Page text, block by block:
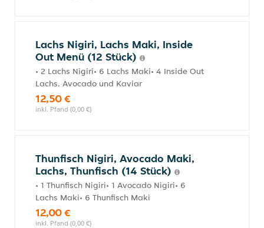
Lachs Nigiri, Lachs Maki, Inside
Out Menü (12 Stück)
• 2 Lachs Nigiri• 6 Lachs Maki• 4 Inside Out
Lachs, Avocado und Kaviar
12,50 €
inkl. Pfand (0,00 €)
Thunfisch Nigiri, Avocado Maki,
Lachs, Thunfisch (14 Stück)
• 1 Thunfisch Nigiri• 1 Avocado Nigiri• 6
Lachs Maki• 6 Thunfisch Maki
12,00 €
inkl. Pfand (0,00 €)